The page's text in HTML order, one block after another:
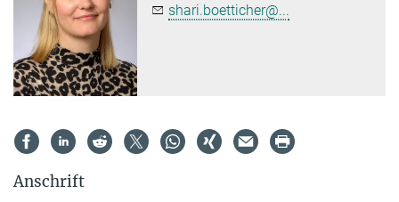
shari.boetticher@...
Anschrift